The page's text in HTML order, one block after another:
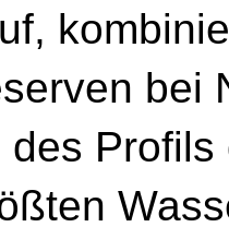
bei
des